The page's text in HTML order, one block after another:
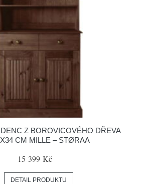
Z BOROVICOVÉHO DŘEVA
CM MILLE – STØRAA
15 399 Kč
DETAIL PRODUKTU